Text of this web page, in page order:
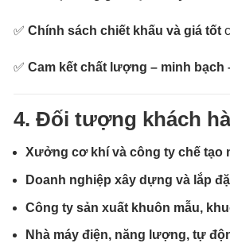
✅ Chính sách chiết khấu và giá tốt
✅ Cam kết chất lượng – minh bạch
4. Đối tượng khách
Xưởng cơ khí và công ty chế tạo
Doanh nghiệp xây dựng và lắp
Công ty sản xuất khuôn mẫu,
Nhà máy điện, năng lượng, tự